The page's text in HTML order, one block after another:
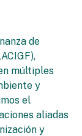
de
múltiples
y
el
aliadas
y